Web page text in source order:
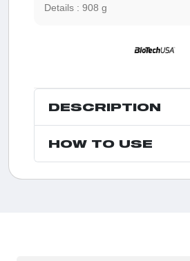
Details :
908 g
DESCRIPTION
HOW TO USE